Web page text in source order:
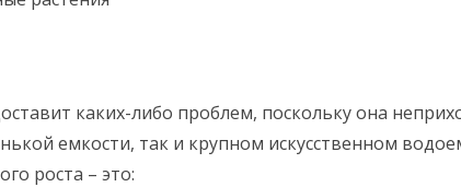
каких-либо проблем, поскольку она
емкости, так и крупном искусственном
роста – это: